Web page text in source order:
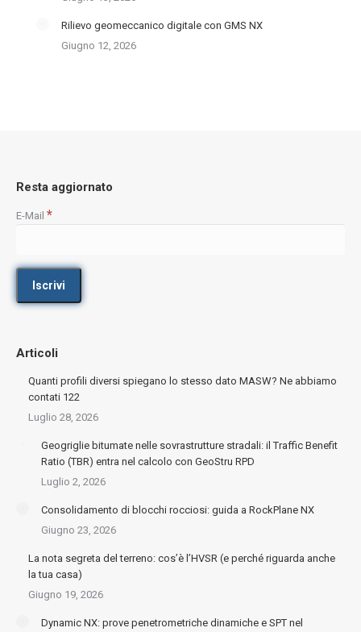
Rilievo geomeccanico digitale con GMS NX
Giugno 12, 2026
Resta aggiornato
E-Mail *
Articoli
Quanti profili diversi spiegano lo stesso dato MASW? Ne abbiamo
contati 122
Luglio 28, 2026
Geogriglie bitumate nelle sovrastrutture stradali: il Traffic Benefit
Ratio (TBR) entra nel calcolo con GeoStru RPD
Luglio 2, 2026
Consolidamento di blocchi rocciosi: guida a RockPlane NX
Giugno 23, 2026
La nota segreta del terreno: cos’è l’HVSR (e perché riguarda anche
la tua casa)
Giugno 19, 2026
Dynamic NX: prove penetrometriche dinamiche e SPT nel